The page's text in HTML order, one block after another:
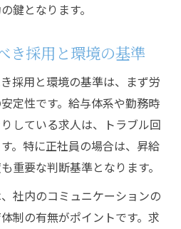
鍵となります。
き採用と環境の基準
採用と環境の基準は、まず労
定性です。給与体系や勤務時
している求人は、トラブル回
。特に正社員の場合は、昇給
重要な判断基準となります。
社内のコミュニケーションの
制の有無がポイントです。求